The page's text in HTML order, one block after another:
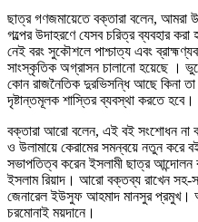
ছাত্র গণজমায়েতে বক্তারা বলেন, আমরা
গল্পের উদাহরণে যেসব চরিত্র ব্যবহার
নেই বরং সুকৌশলে পাশ্চাত্য এবং
সাংস্কৃতিক অগ্রাসন চালানো হয়েছে ।
কোন রাজনৈতিক দুরভিসন্ধি আছে কিনা
দৃষ্টান্তমূলক শাস্তির ব্যবস্থা করতে হবে।
বক্তারা আরো বলেন, এই বই সংশোধন না
ও উলামায়ে কেরামের সমন্বয়ে নতুন করে
সভাপতিত্ব করেন ইসলামী ছাত্র আন্দোলন
ইসলাম রিয়াদ। আরো বক্তব্য রাখেন সহ-
জেনারেল ইউসুফ আহমাদ মানসুর প্রমুখ।
চরমোনাই ময়দানে।